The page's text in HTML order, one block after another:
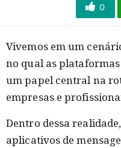
0
Vivemos em um
no qual as
um papel central na
empresas e
Dentro dessa
aplicativos de